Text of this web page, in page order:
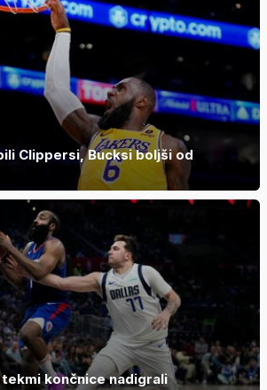
Clippersi, Bucksi boljši od
končnice nadigrali